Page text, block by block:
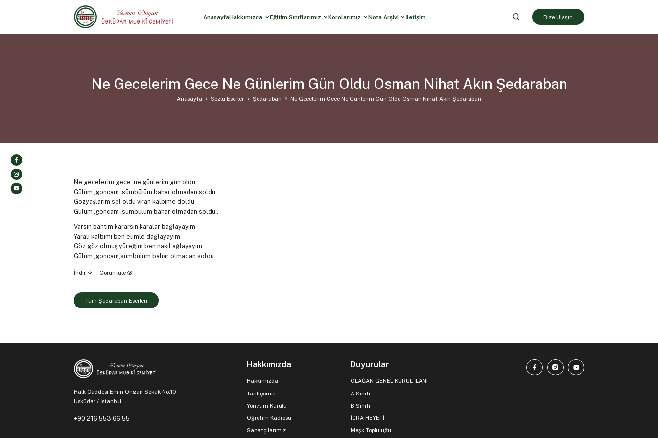
AnasayfaHakkımızda Eğitim Sınıflarımız Korolarımız Nota Arşivi İletişim Bize Ulaşın
Ne Gecelerim Gece Ne Günlerim Gün Oldu Osman Nihat Akın Şedaraban
Anasayfa Sözlü Eserler Şedaraban Ne Gecelerim Gece Ne Günlerim Gün Oldu Osman Nihat Akın Şedaraban
Ne gecelerim gece ,ne günlerim gün oldu
Gülüm ,goncam ,sümbülüm bahar olmadan soldu
Gözyaşlarım sel oldu viran kalbime doldu
Gülüm ,goncam ,sümbülüm bahar olmadan soldu .
Varsın bahtım kararsın karalar bağlayayım
Yaralı kalbimi ben elimle dağlayayım
Göz göz olmuş yüreğim ben nasıl ağlayayım
Gülüm ,goncam,sümbülüm bahar olmadan soldu .
İndir Görüntüle
Tüm Şedaraban Eserleri
Halk Caddesi Emin Ongan Sokak No:10
Üsküdar / İstanbul
+90 216 553 66 55
Hakkımızda
Hakkımızda
Tarihçemiz
Yönetim Kurulu
Öğretim Kadrosu
Sanatçılarımız
Duyurular
OLAĞAN GENEL KURUL İLANI
A Sınıfı
B Sınıfı
İCRA HEYETİ
Meşk Topluluğu